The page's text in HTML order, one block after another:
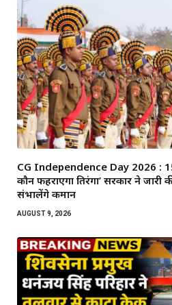
CG Independence Day 2026 :
कौन फहराएगा तिरंगा’ सरकार ने जारी
संभालेंगे कमान
AUGUST 9, 2026